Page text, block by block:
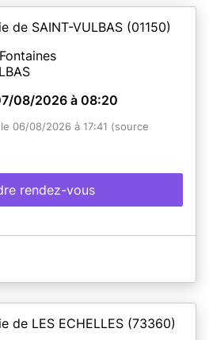
des informations
confirmation de votre rendez-
de vos documents, merci
de remise du titre.
savoir plus
de SAINT-VULBAS (01150)
08/2026 à 08:20
06/08/2026 à 17:41 (source
rendez-vous
de LES ECHELLES (73360)